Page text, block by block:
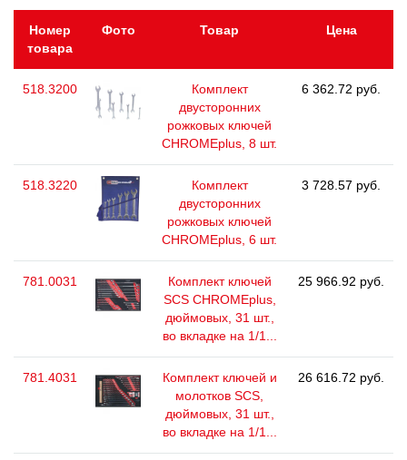
Номер
товара
Фото Товар Цена
518.3200
Комплект
двусторонних
рожковых ключей
CHROMEplus, 8 шт.
6 362.72 руб.
518.3220
Комплект
двусторонних
рожковых ключей
CHROMEplus, 6 шт.
3 728.57 руб.
781.0031
Комплект ключей
SCS CHROMEplus,
дюймовых, 31 шт.,
во вкладке на 1/1...
25 966.92 руб.
781.4031
Комплект ключей и
молотков SCS,
дюймовых, 31 шт.,
во вкладке на 1/1...
26 616.72 руб.